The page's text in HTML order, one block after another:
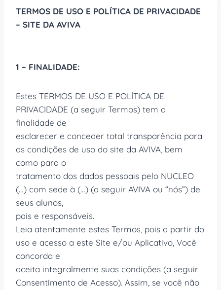
TERMOS DE USO E POLÍTICA DE PRIVACIDADE
– SITE DA AVIVA
1 – FINALIDADE:
Estes TERMOS DE USO E POLÍTICA DE
PRIVACIDADE (a seguir Termos) tem a
finalidade de
esclarecer e conceder total transparência para
as condições de uso do site da AVIVA, bem
como para o
tratamento dos dados pessoais pelo NUCLEO
(…) com sede à (…) (a seguir AVIVA ou “nós”) de
seus alunos,
pais e responsáveis.
Leia atentamente estes Termos, pois a partir do
uso e acesso a este Site e/ou Aplicativo, Você
concorda e
aceita integralmente suas condições (a seguir
Consentimento de Acesso). Assim, se você não